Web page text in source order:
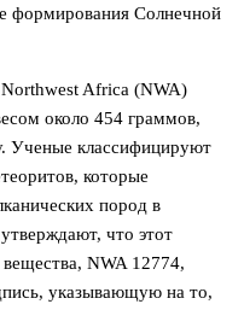
формирования Солнечной
Africa (NWA)
около 454 граммов,
Ученые классифицируют
которые
пород в
что этот
NWA 12774,
указывающую на то,